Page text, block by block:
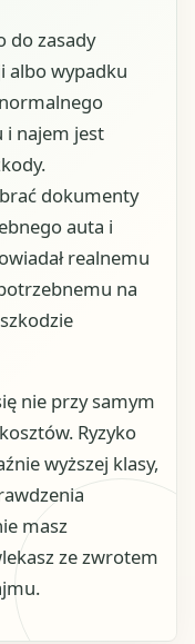
do zasady
albo wypadku
i najem jest
dokumenty
auta i
realnemu
na
nie przy samym
Ryzyko
wyższej klasy,
masz
ze zwrotem